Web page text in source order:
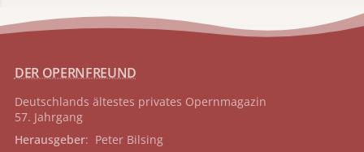
DER OPERNFREUND
Deutschlands ältestes privates Opernmagazin
57. Jahrgang
Herausgeber: Peter Bilsing